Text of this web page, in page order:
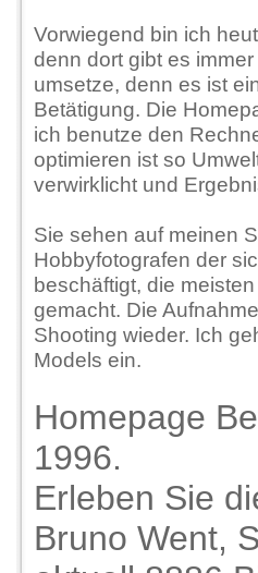
Vorwiegend bin ich
denn dort gibt es
umsetze, denn es ist
Betätigung. Die
ich benutze den
optimieren ist so
verwirklicht und
Sie sehen auf meinen
Hobbyfotografen der
beschäftigt, die
gemacht. Die
Shooting wieder. Ich
Models ein.
Homepage
1996.
Erleben Sie
Bruno Went,